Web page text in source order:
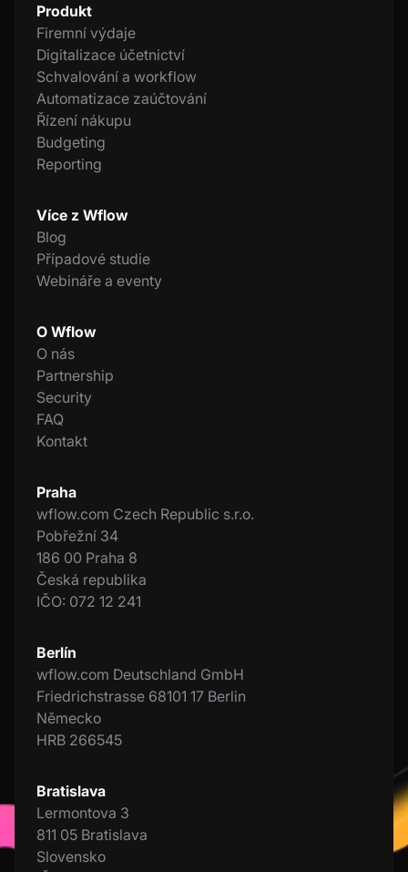
Produkt
Firemní výdaje
Digitalizace účetnictví
Schvalování a workflow
Automatizace zaúčtování
Řízení nákupu
Budgeting
Reporting
Více z Wflow
Blog
Případové studie
Webináře a eventy
O Wflow
O nás
Partnership
Security
FAQ
Kontakt
Praha
wflow.com Czech Republic s.r.o.
Pobřežní 34
186 00 Praha 8
Česká republika
IČO: 072 12 241
Berlín
wflow.com Deutschland GmbH
Friedrichstrasse 68101 17 Berlin
Německo
HRB 266545
Bratislava
Lermontova 3
811 05 Bratislava
Slovensko